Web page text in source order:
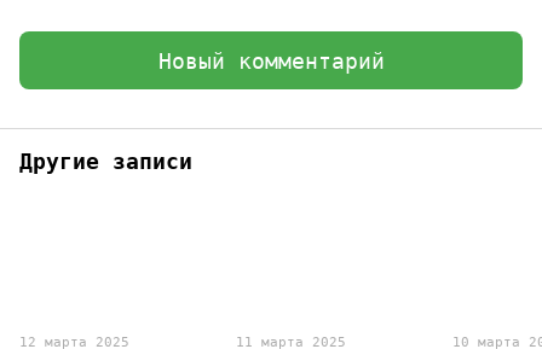
Новый комментарий
Другие записи
12 марта 2025 11 марта 2025 10 марта